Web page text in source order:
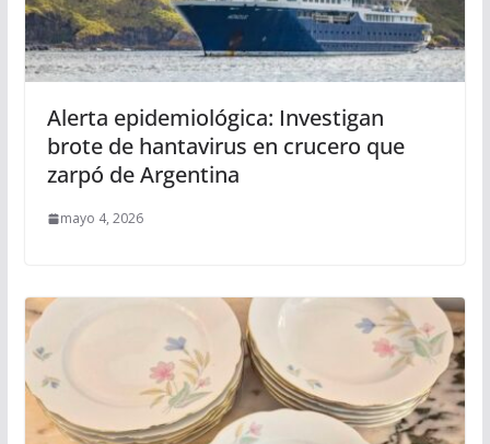
Alerta epidemiológica: Investigan
brote de hantavirus en crucero que
zarpó de Argentina
mayo 4, 2026